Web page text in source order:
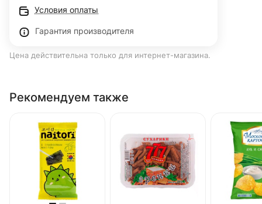
Условия оплаты
Гарантия производителя
Цена действительна только для интернет-магазина.
Рекомендуем также